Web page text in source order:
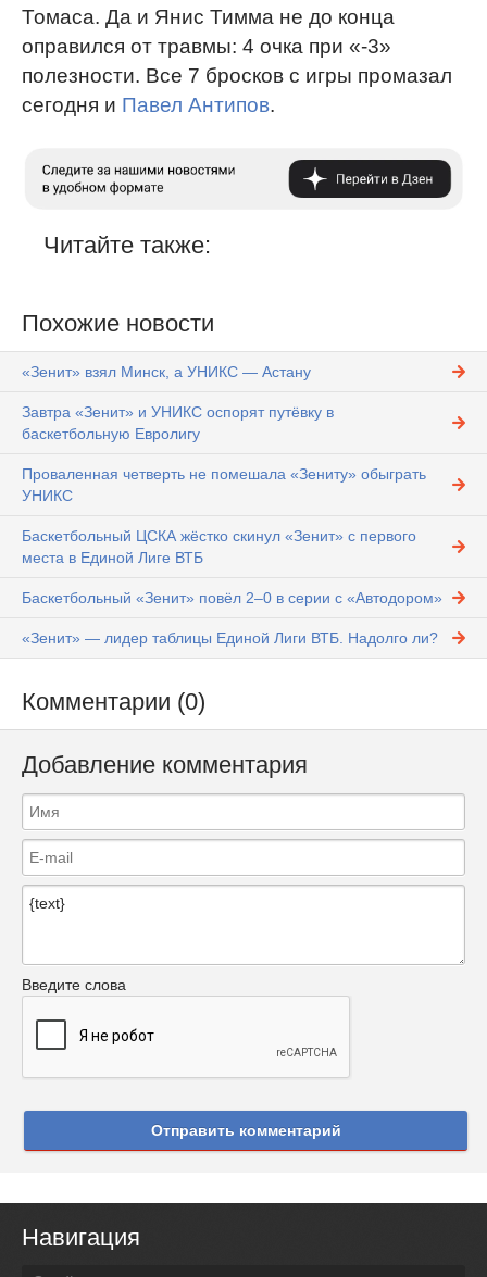
Томаса. Да и Янис Тимма не до конца
оправился от травмы: 4 очка при «-3»
полезности. Все 7 бросков с игры промазал
сегодня и Павел Антипов.
Читайте также:
Похожие новости
«Зенит» взял Минск, а УНИКС — Астану
Завтра «Зенит» и УНИКС оспорят путёвку в
баскетбольную Евролигу
Проваленная четверть не помешала «Зениту» обыграть
УНИКС
Баскетбольный ЦСКА жёстко скинул «Зенит» с первого
места в Единой Лиге ВТБ
Баскетбольный «Зенит» повёл 2–0 в серии с «Автодором»
«Зенит» — лидер таблицы Единой Лиги ВТБ. Надолго ли?
Комментарии (0)
Добавление комментария
Введите слова
Отправить комментарий
Навигация